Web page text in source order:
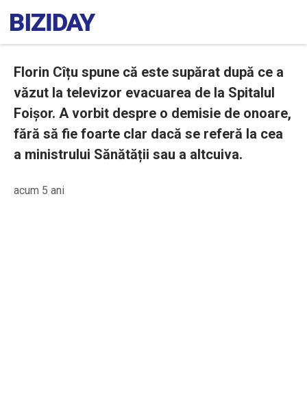
Florin Cîțu spune că este supărat după ce a
văzut la televizor evacuarea de la Spitalul
Foișor. A vorbit despre o demisie de onoare,
fără să fie foarte clar dacă se referă la cea
a ministrului Sănătății sau a altcuiva.
acum 5 ani